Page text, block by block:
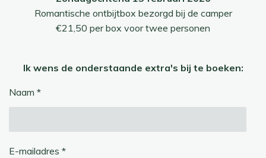
Romantische ontbijtbox bezorgd bij de camper
€21,50 per box voor twee personen
Ik wens de onderstaande extra's bij te boeken:
Naam *
E-mailadres *